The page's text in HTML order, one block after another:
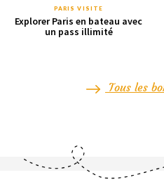
PARIS VISITE
Explorer Paris en bateau avec
un pass illimité
Tous les